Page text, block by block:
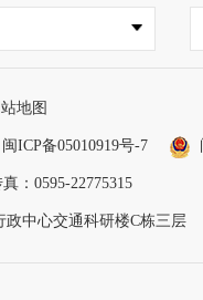
地图
闽ICP备05010919号-7
：0595-22775315
中心交通科研楼C栋三层